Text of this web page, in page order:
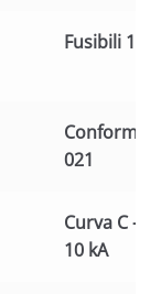
Fusibili 1 A
Conforme
021
Curva C –
10 kA